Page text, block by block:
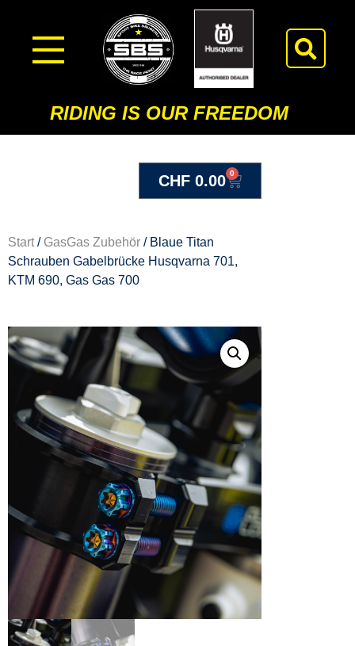
RIDING IS OUR FREEDOM
CHF 0.00 0
Start / GasGas Zubehör / Blaue Titan
Schrauben Gabelbrücke Husqvarna 701,
KTM 690, Gas Gas 700